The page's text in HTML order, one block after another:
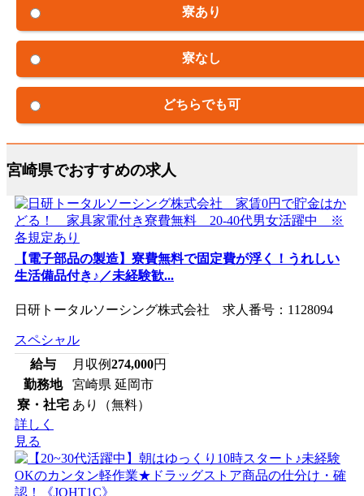
寮あり
寮なし
どちらでも可
宮崎県でおすすめの求人
【電子部品の製造】寮費無料で固定費が浮く！うれしい
生活備品付き♪／未経験歓...
日研トータルソーシング株式会社 求人番号：1128094
スペシャル
給与
月収例274,000円
勤務地
宮崎県 延岡市
寮・社宅 あり（無料）
詳しく
見る